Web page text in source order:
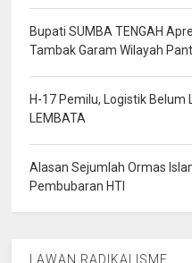
Bupati SUMBA TENGAH
Tambak Garam Wilayah
H-17 Pemilu, Logistik Belum
LEMBATA
Alasan Sejumlah Ormas
Pembubaran HTI
LAWAN RADIKALISME